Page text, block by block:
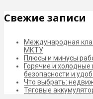
Свежие записи
Международная
МКТУ
Плюсы и минусы
Горячие и
безопасности и
Что выбрать:
Тяговые